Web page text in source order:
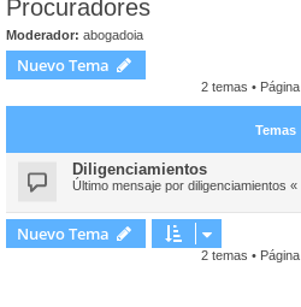
Procuradores
Moderador: abogadoia
Nuevo Tema
2 temas • Página
Temas
Diligenciamientos
Último mensaje por diligenciamientos «
Nuevo Tema
2 temas • Página